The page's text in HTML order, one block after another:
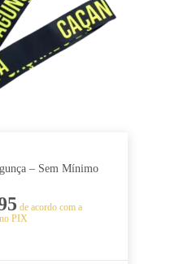
– Sem Mínimo
de acordo com a
PIX